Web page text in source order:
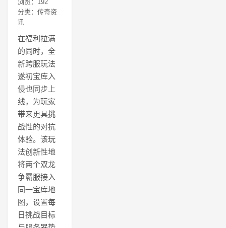
浏览：192
分类：传奇资
讯
在福利拉满
的同时，全
新跨服玩法
遂初宝库入
侵也同步上
线，为玩家
带来更具挑
战性的对抗
体验。该玩
法创新性地
将两个双龙
争霸服接入
同一宝库地
图，设置每
日挑战目标